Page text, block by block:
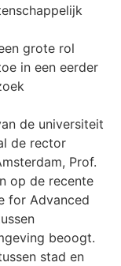
grote rol
in een eerder
de universiteit
de rector
Prof.
op de recente
for Advanced
beoogt.
stad en